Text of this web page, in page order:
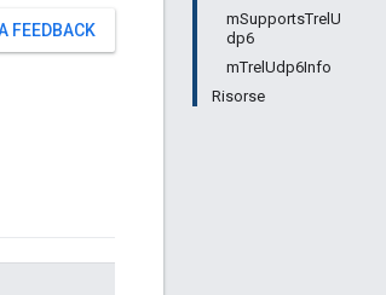
mSupportsTrelU
dp6
mTrelUdp6Info
Risorse
FEEDBACK